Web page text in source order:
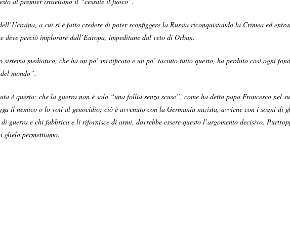
a cui si è fatto credere di poter sconfiggere la Russia riconquistando la Crimea ed
perciò implorare dall’Europa, impeditane dal veto di Orban.
sistema mediatico, che ha un po’ mistificato e un po’ taciuto tutto questo, ha perduto così ogni
mondo”.
è questa: che la guerra non è solo “una follia senza scuse”, come ha detto papa Francesco nel
il nemico o lo voti al genocidio; ciò è avvenuto con la Germania nazista, avviene con i sogni
guerra e chi fabbrica e li rifornisce di armi, dovrebbe essere questo l’argomento decisivo.
permettiamo.